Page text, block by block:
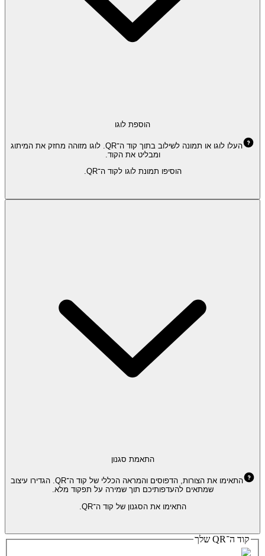
הוספת לוגו
העלו לוגו או תמונה לשילוב בתוך קוד ה־QR. לוגו מזוהה מחזק את המיתוג
ומבליט את הקוד.
הוסיפו תמונת לוגו לקוד ה־QR.
התאמת סגנון
התאימו את הצורות, הדפוסים והמראה הכללי של קוד ה־QR. הגדירו עיצוב
שמתאים להעדפותיכם תוך שמירה על תפקוד מלא.
התאימו את הסגנון של קוד ה־QR.
קוד ה־QR שלך